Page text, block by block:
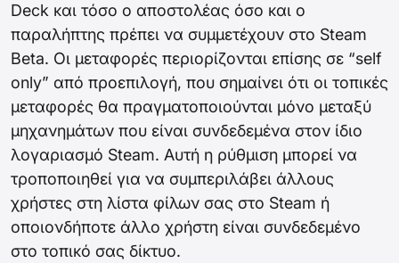
Deck και τόσο ο αποστολέας όσο και ο
παραλήπτης πρέπει να συμμετέχουν στο Steam
Beta. Οι μεταφορές περιορίζονται επίσης σε “self
only” από προεπιλογή, που σημαίνει ότι οι τοπικές
μεταφορές θα πραγματοποιούνται μόνο μεταξύ
μηχανημάτων που είναι συνδεδεμένα στον ίδιο
λογαριασμό Steam. Αυτή η ρύθμιση μπορεί να
τροποποιηθεί για να συμπεριλάβει άλλους
χρήστες στη λίστα φίλων σας στο Steam ή
οποιονδήποτε άλλο χρήστη είναι συνδεδεμένο
στο τοπικό σας δίκτυο.